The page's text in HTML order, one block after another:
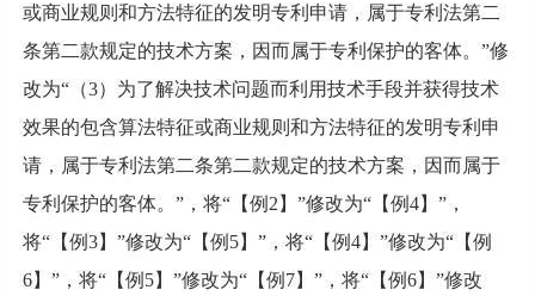
或商业规则和方法特征的发明专利申请，属于专利法第二
条第二款规定的技术方案，因而属于专利保护的客体。”修
改为“（3）为了解决技术问题而利用技术手段并获得技术
效果的包含算法特征或商业规则和方法特征的发明专利申
请，属于专利法第二条第二款规定的技术方案，因而属于
专利保护的客体。”，将“【例2】”修改为“【例4】”，
将“【例3】”修改为“【例5】”，将“【例4】”修改为“【例
6】”，将“【例5】”修改为“【例7】”，将“【例6】”修改